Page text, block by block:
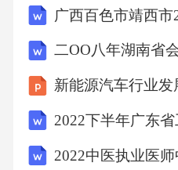
二OO八年湖南省
新能源汽车行业发